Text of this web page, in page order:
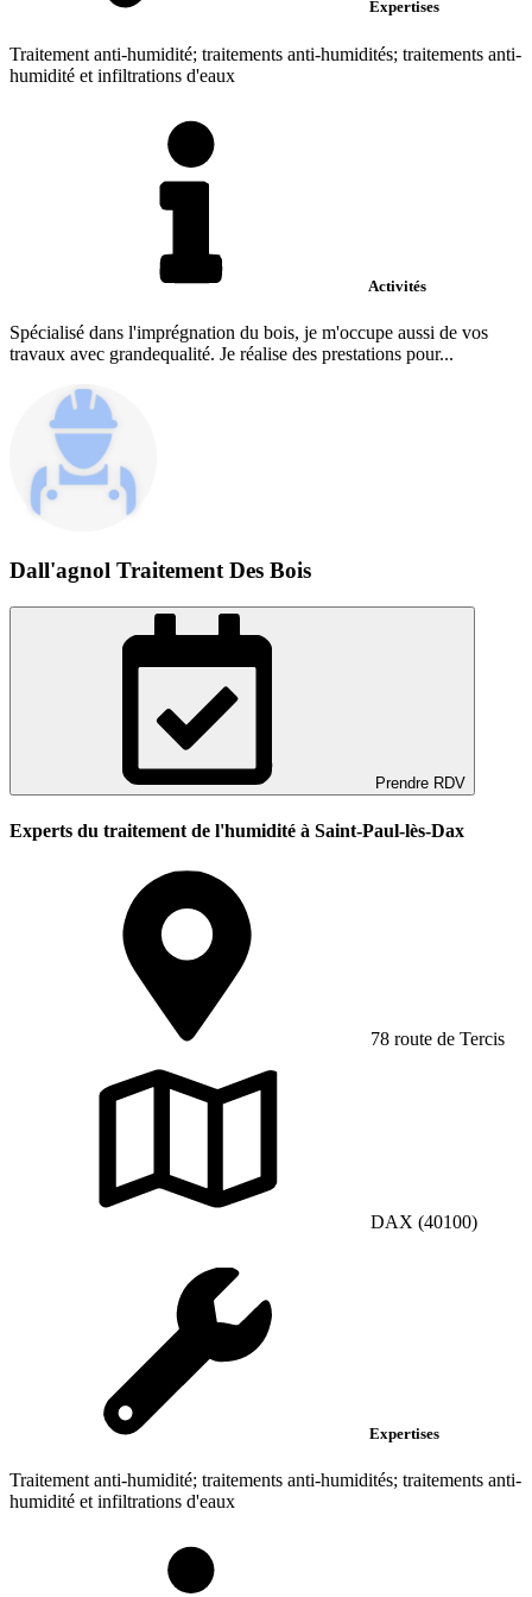
Expertises
Traitement anti-humidité; traitements anti-humidités; traitements anti-
humidité et infiltrations d'eaux
Activités
Spécialisé dans l'imprégnation du bois, je m'occupe aussi de vos
travaux avec grandequalité. Je réalise des prestations pour...
Dall'agnol Traitement Des Bois
Prendre RDV
Experts du traitement de l'humidité à Saint-Paul-lès-Dax
78 route de Tercis
DAX (40100)
Expertises
Traitement anti-humidité; traitements anti-humidités; traitements anti-
humidité et infiltrations d'eaux